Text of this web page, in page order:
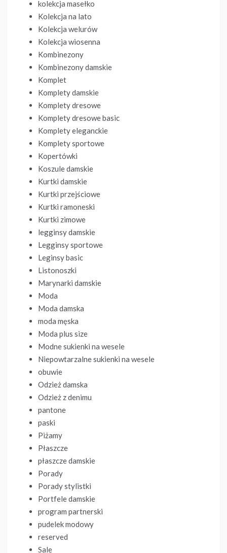
kolekcja masełko
Kolekcja na lato
Kolekcja welurów
Kolekcja wiosenna
Kombinezony
Kombinezony damskie
Komplet
Komplety damskie
Komplety dresowe
Komplety dresowe basic
Komplety eleganckie
Komplety sportowe
Kopertówki
Koszule damskie
Kurtki damskie
Kurtki przejściowe
Kurtki ramoneski
Kurtki zimowe
legginsy damskie
Legginsy sportowe
Leginsy basic
Listonoszki
Marynarki damskie
Moda
Moda damska
moda męska
Moda plus size
Modne sukienki na wesele
Niepowtarzalne sukienki na wesele
obuwie
Odzież damska
Odzież z denimu
pantone
paski
Piżamy
Płaszcze
płaszcze damskie
Porady
Porady stylistki
Portfele damskie
program partnerski
pudelek modowy
reserved
Sale